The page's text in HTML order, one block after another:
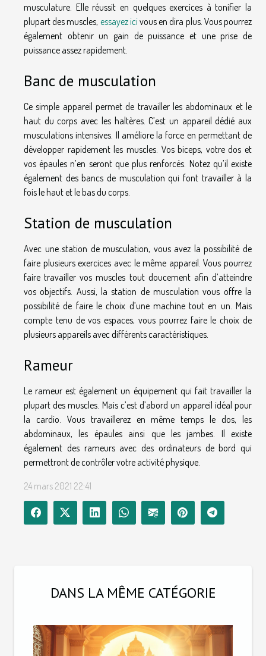
DANS LA MÊME CATÉGORIE
musculature. Elle réussit en quelques exercices à tonifier la
plupart des muscles, essayez ici vous en dira plus. Vous pourrez
également obtenir un gain de puissance et une prise de
puissance assez rapidement.
Banc de musculation
Ce simple appareil permet de travailler les abdominaux et le
haut du corps avec les haltères. C’est un appareil dédié aux
musculations intensives. Il améliore la force en permettant de
développer rapidement les muscles. Vos biceps, votre dos et
vos épaules n’en seront que plus renforcés. Notez qu’il existe
également des bancs de musculation qui font travailler à la
fois le haut et le bas du corps.
Station de musculation
Avec une station de musculation, vous avez la possibilité de
faire plusieurs exercices avec le même appareil. Vous pourrez
faire travailler vos muscles tout doucement afin d’atteindre
vos objectifs. Aussi, la station de musculation vous offre la
possibilité de faire le choix d’une machine tout en un. Mais
compte tenu de vos espaces, vous pourrez faire le choix de
plusieurs appareils avec différents caractéristiques.
Rameur
Le rameur est également un équipement qui fait travailler la
plupart des muscles. Mais c’est d’abord un appareil idéal pour
la cardio. Vous travaillerez en même temps le dos, les
abdominaux, les épaules ainsi que les jambes. Il existe
également des rameurs avec des ordinateurs de bord qui
permettront de contrôler votre activité physique.
24 mars 2021 22:41